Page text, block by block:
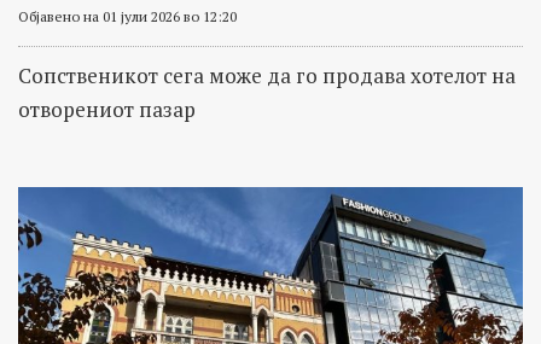
Објавено на 01 јули 2026 во 12:20
Сопственикот сега може да го продава хотелот на
отворениот пазар